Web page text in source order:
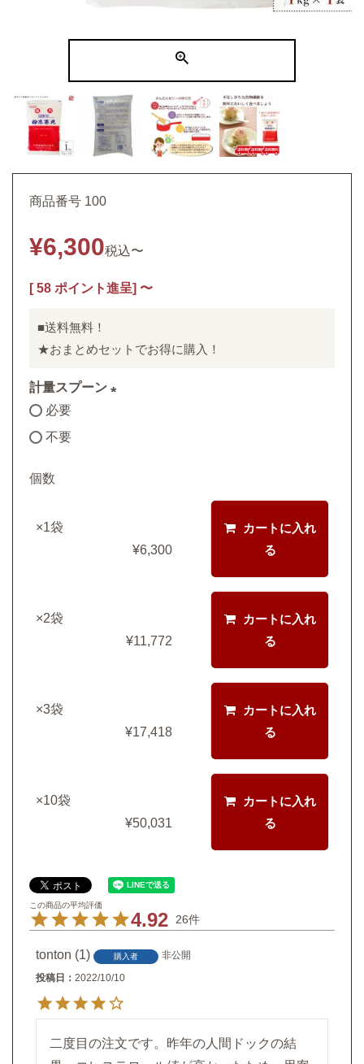
商品番号 100
¥6,300税込〜
[ 58 ポイント進呈] 〜
■送料無料！
★おまとめセットでお得に購入！
計量スプーン
必要
不要
個数
×1袋
¥6,300
カートに入れ
る
×2袋
¥11,772
カートに入れ
る
×3袋
¥17,418
カートに入れ
る
×10袋
¥50,031
カートに入れ
る
4.92 26
tonton 1 購入者 非公開
投稿日 2022/10/10
二度目の注文です。昨年の人間ドックの結